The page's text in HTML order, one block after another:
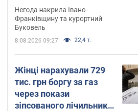
перетворились на
річки. Відео
Негода накрила Івано-
Франківщину та курортний
Буковель
8.08.2026 09:27 22,4 т.
Жінці нарахували 729
тис. грн боргу за газ
через покази
зіпсованого лічильника: